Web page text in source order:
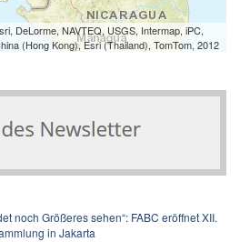
DeLorme, NAVTEQ, USGS, Intermap, iPC,
(Hong Kong), Esri (Thailand), TomTom, 2012
noch Größeres sehen“: FABC eröffnet XII.
in Jakarta